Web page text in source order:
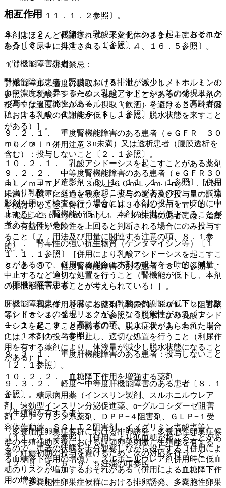
相互作用
本剤はほとんど代謝されず、未変化体のまま、主にＯＣＴ２
を介して尿中に排泄される〔１６．４、１６．５参照〕。
１０．１． 併用禁忌：
アルコール＜過度の摂取＞〔２．１、８．１、１１．１．１
参照〕［乳酸アシドーシスを起こすことがあるので、本剤の
投与中は過度のアルコール摂取（飲酒）を避けること（肝臓
における乳酸の代謝能が低下し、また、脱水状態を来すこと
がある）］。
１０．２． 併用注意：
１０．２．１． 乳酸アシドーシスを起こすことがある薬剤
１）． ヨード造影剤〔８．１、１１．１．１参照〕［併用
により乳酸アシドーシスを起こすことがあるので、ヨード造
影剤を用いて検査を行う場合には、本剤の投与を一時的に中
止すること（腎機能が低下し、本剤の排泄が低下することが
考えられている）］。
２）． 腎毒性の強い抗生物質（ゲンタマイシン等）〔１
１．１．１参照〕［併用により乳酸アシドーシスを起こすこ
とがあるので、併用する場合は本剤の投与を一時的に減量・
中止するなど適切な処置を行うこと（腎機能が低下し、本剤
の排泄が低下することが考えられている）］。
３）． 利尿作用を有する薬剤（利尿剤、ＳＧＬＴ２阻害剤
等）〔８．１、１１．１．１参照〕［脱水により乳酸アシド
ーシスを起こすことがあるので、脱水症状があらわれた場合
には、本剤の投与を中止し、適切な処置を行うこと（利尿作
用を有する薬剤により、体液量が減少し脱水状態になること
がある）］。
１０．２．２． 血糖降下作用を増強する薬剤
１）． 糖尿病用薬（インスリン製剤、スルホニルウレア
剤、速効型インスリン分泌促進薬、α−グルコシダーゼ阻害
剤、チアゾリジン系薬剤、ＤＰＰ−４阻害剤、ＧＬＰ−１受
容体作動薬、ＳＧＬＴ２阻害剤、イメグリミン塩酸塩等）
〔１１．１．２参照〕［併用により低血糖が起こることがあ
るので、患者の状態を十分観察しながら投与する（併用によ
る血糖降下作用の増強）。スルホニルウレア剤併用時に低血
糖のリスクが増加するおそれがある（併用による血糖降下作
用の増強）］。
〔８．３、１１．１．２参照〕。
９．１．２． 感染症：乳酸アシドーシスを起こすおそれが
ある〔８．１、１１．１．１参照〕。
（腎機能障害患者）
腎機能障害患者：腎臓における排泄が減少しメトホルミンの
血中濃度が上昇するため、乳酸アシドーシス等の発現リスク
が高くなる可能性がある〔１．１、１．２、９．８高齢者の
項、１１．１．１、１６．６．１参照〕。
９．２．１． 重度腎機能障害のある患者（ｅＧＦＲ ３０
ｍＬ／ｍｉｎ／１．７３u未満）又は透析患者（腹膜透析を
含む）：投与しないこと〔２．１参照〕。
９．２．２． 中等度腎機能障害のある患者（ｅＧＦＲ３０
ｍＬ／ｍｉｎ／１．７３u以上６０ｍＬ／ｍｉｎ／１．７３u
未満）：慎重に経過を観察し、投与の適否及び投与量の調節
を検討すること。特に、ｅＧＦＲ３０ｍＬ／ｍｉｎ／１．７
３u以上４５ｍＬ／ｍｉｎ／１．７３u未満の患者には、治療
上の有益性が危険性を上回ると判断される場合にのみ投与す
ること〔７．用法及び用量に関連する注意の項、８．１参
照〕。
９．２．３． 軽度腎機能障害のある患者〔８．１参照〕。
（肝機能障害患者）
肝機能障害患者：肝臓における乳酸の代謝能が低下し、乳酸
アシドーシスの発現リスクが高くなる可能性がある〔１．
１、１．２、９．８高齢者の項、１１．１．１、１７．１．
１、１７．１．２参照〕。
９．３．１． 重度肝機能障害のある患者：投与しないこと
〔２．１参照〕。
９．３．２． 軽度〜中等度肝機能障害のある患者〔８．１
参照〕。
（生殖能を有する者）
〈多嚢胞性卵巣症候群における排卵誘発、多嚢胞性卵巣症候
群の生殖補助医療における調節卵巣刺激〉生殖能を有する
者：妊娠初期の投与を避けるため、次の対応を行うこと
〔２．５、８．６、９．５妊婦の項参照〕。
・ 〈多嚢胞性卵巣症候群における排卵誘発、多嚢胞性卵巣